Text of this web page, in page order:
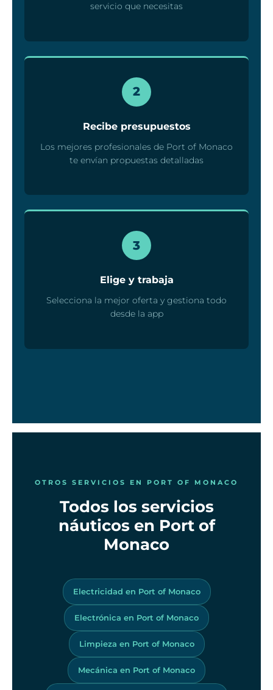
servicio que necesitas
2
Recibe presupuestos
Los mejores profesionales de Port of Monaco
te envían propuestas detalladas
3
Elige y trabaja
Selecciona la mejor oferta y gestiona todo
desde la app
OTROS SERVICIOS EN PORT OF MONACO
Todos los servicios
náuticos en Port of
Monaco
Electricidad en Port of Monaco
Electrónica en Port of Monaco
Limpieza en Port of Monaco
Mecánica en Port of Monaco